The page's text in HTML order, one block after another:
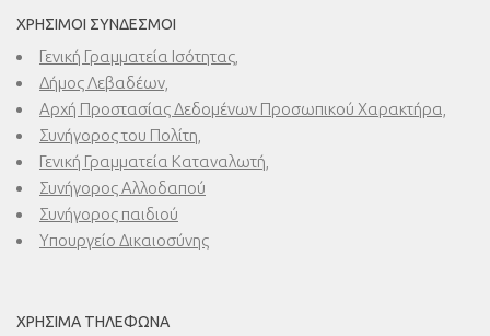
ΧΡΉΣΙΜΟΙ ΣΎΝΔΕΣΜΟΙ
Γενική Γραμματεία Ισότητας,
Δήμος Λεβαδέων,
Αρχή Προστασίας Δεδομένων Προσωπικού Χαρακτήρα,
Συνήγορος του Πολίτη,
Γενική Γραμματεία Καταναλωτή,
Συνήγορος Αλλοδαπού
Συνήγορος παιδιού
Υπουργείο Δικαιοσύνης
ΧΡΉΣΙΜΑ ΤΗΛΈΦΩΝΑ